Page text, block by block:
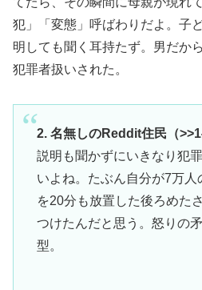
犯」「変態」呼ばわりだよ。子
明しても聞く耳持たず。男だか
犯罪者扱いされた。
2. 名無しのReddit住民（>>1
説明も聞かずにいきなり犯
いよね。たぶん自分が7万人
を20分も放置した後ろめた
つけたんだと思う。怒りの
型。